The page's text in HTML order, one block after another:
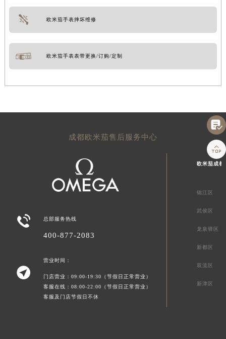
欧米茄手表摔坏维修
欧米茄手表表带更换/订购/定制
成都欧米茄售后服务中心
 总部服务热线
400-877-2083

营业时间：
门店营业：09:00-19:30（节假日正常营业）
客服在线：08:00-22:00（节假日正常营业）
客服及门店节假日不休
欧米茄成都
锦江区
武侯区
龙泉驿区
新都区
双流区
新津区

